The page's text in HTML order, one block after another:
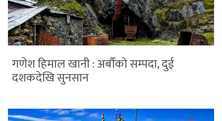
गणेश हिमाल खानी : अर्बौंको सम्पदा, दुई
दशकदेखि सुनसान